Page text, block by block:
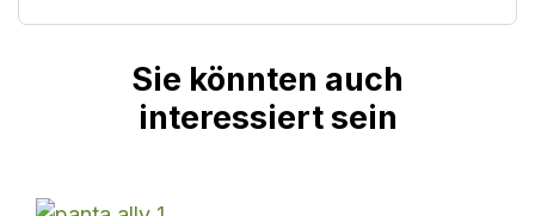
Sie könnten auch
interessiert sein